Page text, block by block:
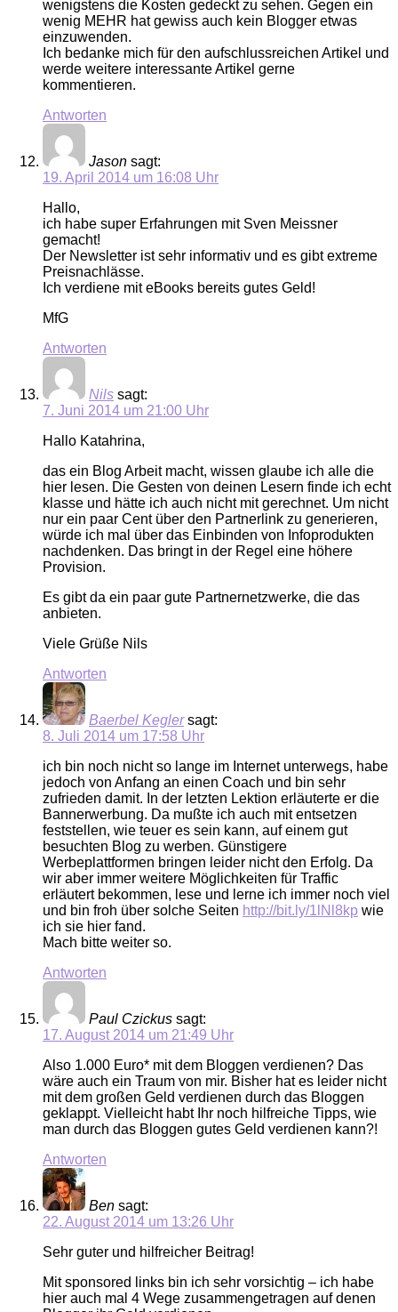
wenigstens die Kosten gedeckt zu sehen. Gegen ein
wenig MEHR hat gewiss auch kein Blogger etwas
einzuwenden.
Ich bedanke mich für den aufschlussreichen Artikel und
werde weitere interessante Artikel gerne
kommentieren.
Antworten
Jason sagt:
19. April 2014 um 16:08 Uhr
Hallo,
ich habe super Erfahrungen mit Sven Meissner
gemacht!
Der Newsletter ist sehr informativ und es gibt extreme
Preisnachlässe.
Ich verdiene mit eBooks bereits gutes Geld!
MfG
Antworten
Nils sagt:
7. Juni 2014 um 21:00 Uhr
Hallo Katahrina,
das ein Blog Arbeit macht, wissen glaube ich alle die
hier lesen. Die Gesten von deinen Lesern finde ich echt
klasse und hätte ich auch nicht mit gerechnet. Um nicht
nur ein paar Cent über den Partnerlink zu generieren,
würde ich mal über das Einbinden von Infoprodukten
nachdenken. Das bringt in der Regel eine höhere
Provision.
Es gibt da ein paar gute Partnernetzwerke, die das
anbieten.
Viele Grüße Nils
Antworten
Baerbel Kegler sagt:
8. Juli 2014 um 17:58 Uhr
ich bin noch nicht so lange im Internet unterwegs, habe
jedoch von Anfang an einen Coach und bin sehr
zufrieden damit. In der letzten Lektion erläuterte er die
Bannerwerbung. Da mußte ich auch mit entsetzen
feststellen, wie teuer es sein kann, auf einem gut
besuchten Blog zu werben. Günstigere
Werbeplattformen bringen leider nicht den Erfolg. Da
wir aber immer weitere Möglichkeiten für Traffic
erläutert bekommen, lese und lerne ich immer noch viel
und bin froh über solche Seiten http://bit.ly/1lNl8kp wie
ich sie hier fand.
Mach bitte weiter so.
Antworten
Paul Czickus sagt:
17. August 2014 um 21:49 Uhr
Also 1.000 Euro* mit dem Bloggen verdienen? Das
wäre auch ein Traum von mir. Bisher hat es leider nicht
mit dem großen Geld verdienen durch das Bloggen
geklappt. Vielleicht habt Ihr noch hilfreiche Tipps, wie
man durch das Bloggen gutes Geld verdienen kann?!
Antworten
Ben sagt:
22. August 2014 um 13:26 Uhr
Sehr guter und hilfreicher Beitrag!
Mit sponsored links bin ich sehr vorsichtig – ich habe
hier auch mal 4 Wege zusammengetragen auf denen